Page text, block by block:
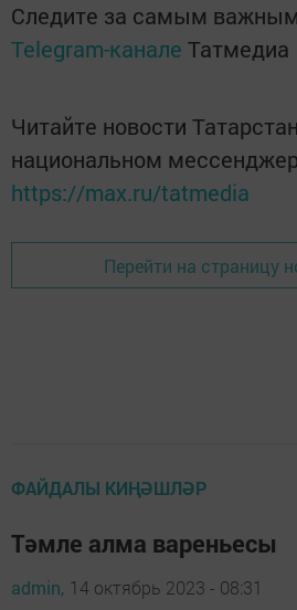
Следите за самым
Telegram-канале Татмедиа
Читайте новости
национальном
https://max.ru/tatmedia
Перейти на страницу
ФАЙДАЛЫ КИҢӘШЛӘР
Тәмле алма вареньесы
admin, 14 октябрь 2023 - 08:31